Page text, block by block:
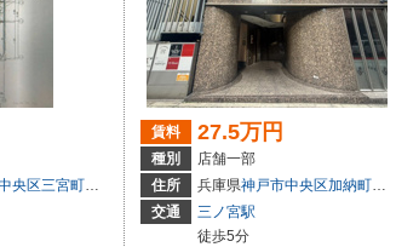
央区三宮町１丁目
賃料 27.5万円
種別
店舗一部
住所
兵庫県神戸市中央区加納町４
交通
三ノ宮駅
徒歩5分